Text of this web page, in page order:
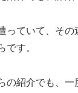
っていて、その
です。
の紹介でも、一